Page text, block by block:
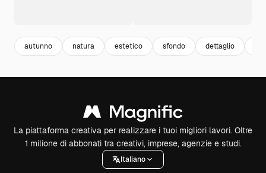
autunno natura estetico sfondo dettaglio
La piattaforma creativa per realizzare i tuoi migliori lavori. Oltre
1 milione di abbonati tra creativi, imprese, agenzie e studi.
Italiano